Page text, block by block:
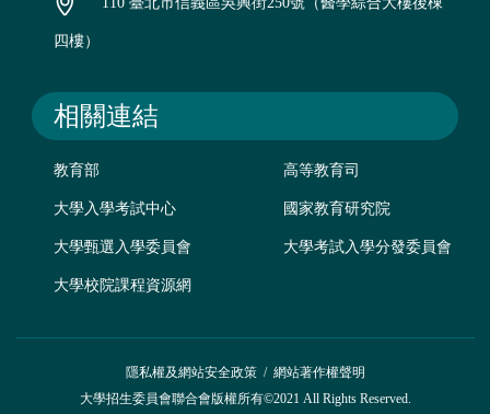
四樓）
相關連結
教育部 高等教育司
大學入學考試中心 國家教育研究院
大學甄選入學委員會 大學考試入學分發委員會
大學校院課程資源網
隱私權及網站安全政策/ 網站著作權聲明
大學招生委員會聯合會版權所有©2021 All Rights Reserved.